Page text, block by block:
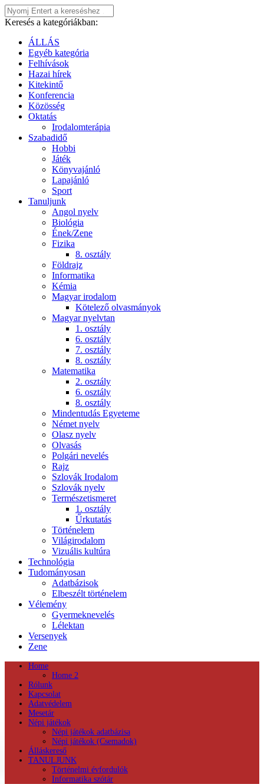
Keresés a kategóriákban:
ÁLLÁS
Egyéb kategória
Felhívások
Hazai hírek
Kitekintő
Konferencia
Közösség
Oktatás
Irodalomterápia
Szabadidő
Hobbi
Játék
Könyvajánló
Lapajánló
Sport
Tanuljunk
Angol nyelv
Biológia
Ének/Zene
Fizika
8. osztály
Földrajz
Informatika
Kémia
Magyar irodalom
Kötelező olvasmányok
Magyar nyelvtan
1. osztály
6. osztály
7. osztály
8. osztály
Matematika
2. osztály
6. osztály
8. osztály
Mindentudás Egyeteme
Német nyelv
Olasz nyelv
Olvasás
Polgári nevelés
Rajz
Szlovák Irodalom
Szlovák nyelv
Természetismeret
1. osztály
Űrkutatás
Történelem
Világirodalom
Vizuális kultúra
Technológia
Tudományosan
Adatbázisok
Elbeszélt történelem
Vélemény
Gyermeknevelés
Lélektan
Versenyek
Zene
Home
Home 2
Rólunk
Kapcsolat
Adatvédelem
Mesetár
Népi játékok
Népi játékok adatbázisa
Népi játékok (Csemadok)
Álláskereső
TANULJUNK
Történelmi évfordulók
Informatika szótár